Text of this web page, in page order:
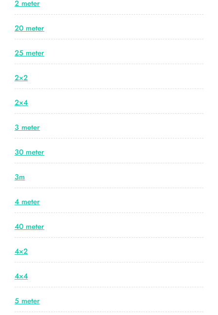
2 meter
20 meter
25 meter
2×2
2×4
3 meter
30 meter
3m
4 meter
40 meter
4×2
4×4
5 meter